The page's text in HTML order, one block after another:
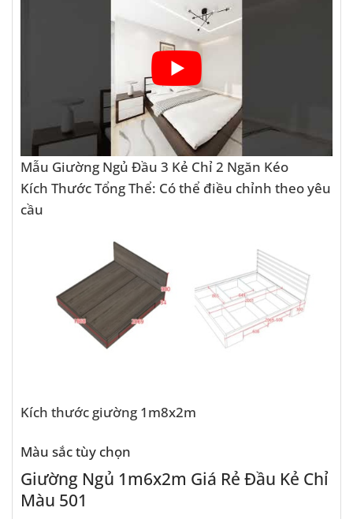
Mẫu Giường Ngủ Đầu 3 Kẻ Chỉ 2 Ngăn Kéo
Kích Thước Tổng Thể: Có thể điều chỉnh theo yêu
cầu
Kích thước giường 1m8x2m
Màu sắc tùy chọn
Giường Ngủ 1m6x2m Giá Rẻ Đầu Kẻ Chỉ
Màu 501